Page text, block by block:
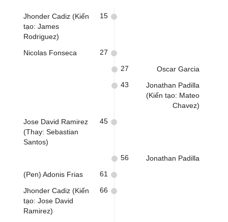
Jhonder Cadiz (Kiến
tạo: James
Rodriguez)
15
Nicolas Fonseca 27
Oscar Garcia
27
Jonathan Padilla
(Kiến tạo: Mateo
Chavez)
43
Jose David Ramirez
(Thay: Sebastian
Santos)
45
Jonathan Padilla
56
(Pen) Adonis Frias 61
Jhonder Cadiz (Kiến
tạo: Jose David
Ramirez)
66